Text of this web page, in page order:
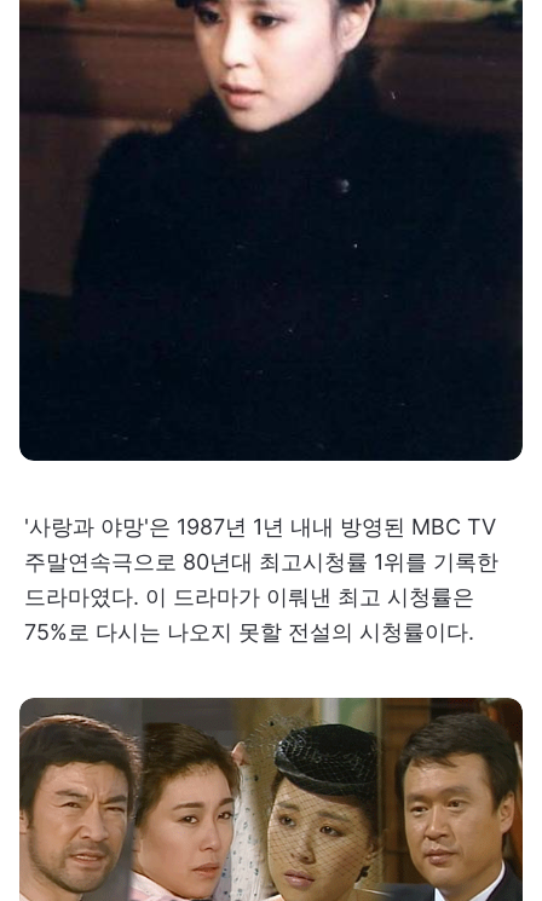
'사랑과 야망'은 1987년 1년 내내 방영된 MBC TV
주말연속극으로 80년대 최고시청률 1위를 기록한
드라마였다. 이 드라마가 이뤄낸 최고 시청률은
75%로 다시는 나오지 못할 전설의 시청률이다.